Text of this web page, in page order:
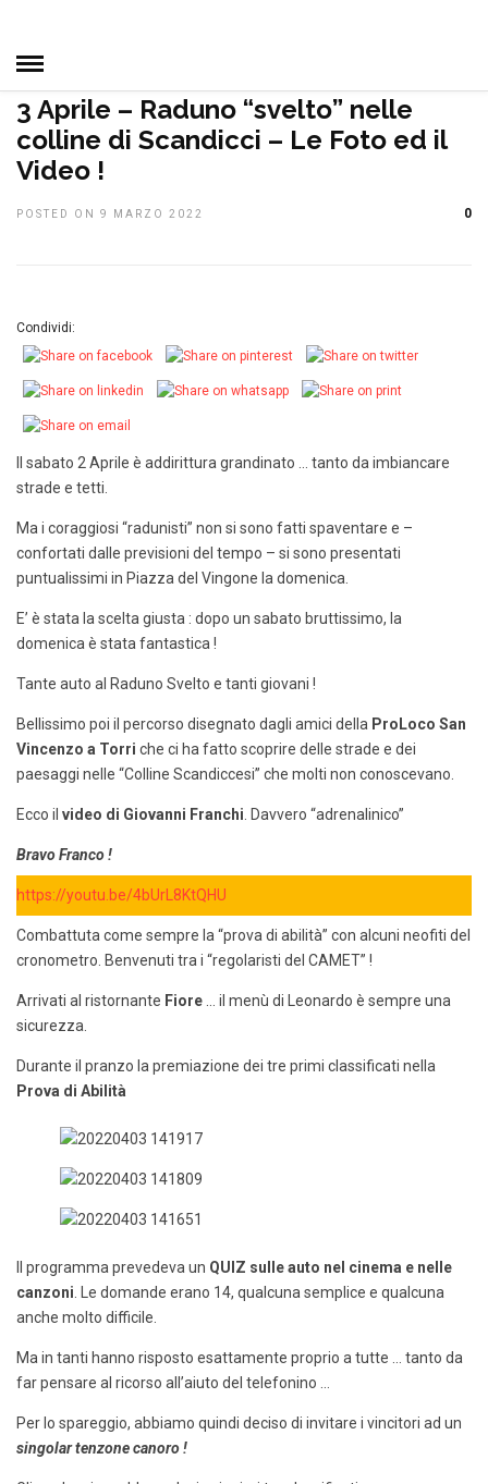
MANIFESTAZIONI
3 Aprile – Raduno “svelto” nelle
colline di Scandicci – Le Foto ed il
Video !
POSTED ON 9 MARZO 2022 0
Condividi:
Il sabato 2 Aprile è addirittura grandinato … tanto da imbiancare
strade e tetti.
Ma i coraggiosi “radunisti” non si sono fatti spaventare e –
confortati dalle previsioni del tempo – si sono presentati
puntualissimi in Piazza del Vingone la domenica.
E’ è stata la scelta giusta : dopo un sabato bruttissimo, la
domenica è stata fantastica !
Tante auto al Raduno Svelto e tanti giovani !
Bellissimo poi il percorso disegnato dagli amici della ProLoco San
Vincenzo a Torri che ci ha fatto scoprire delle strade e dei
paesaggi nelle “Colline Scandiccesi” che molti non conoscevano.
Ecco il video di Giovanni Franchi . Davvero “adrenalinico”
Bravo Franco !
https://youtu.be/4bUrL8KtQHU
Combattuta come sempre la “prova di abilità” con alcuni neofiti del
cronometro. Benvenuti tra i “regolaristi del CAMET” !
Arrivati al ristornante Fiore … il menù di Leonardo è sempre una
sicurezza.
Durante il pranzo la premiazione dei tre primi classificati nella
Prova di Abilità
Il programma prevedeva un QUIZ sulle auto nel cinema e nelle
canzoni . Le domande erano 14, qualcuna semplice e qualcuna
anche molto difficile.
Ma in tanti hanno risposto esattamente proprio a tutte … tanto da
far pensare al ricorso all’aiuto del telefonino …
Per lo spareggio, abbiamo quindi deciso di invitare i vincitori ad un
singolar tenzone canoro !